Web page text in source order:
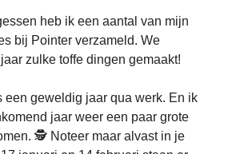
heb ik een aantal van mijn
bij Pointer verzameld. We
zulke toffe dingen gemaakt!
een geweldig jaar qua werk. En ik
jaar weer een paar grote
🕵️ Noteer maar alvast in je